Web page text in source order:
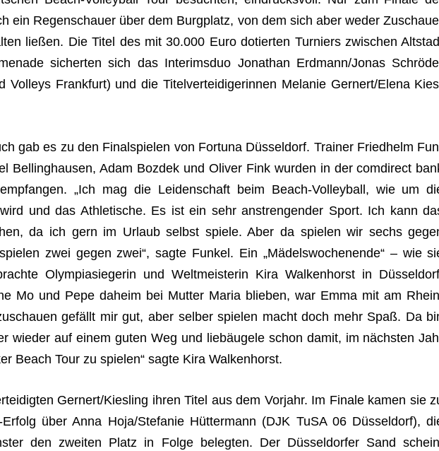
ein Regen­schauer über dem Burg­platz, von dem sich aber weder
lie­ßen. Die Titel des mit 30.000 Euro dotier­ten Tur­niers zwi­schen
sicher­ten sich das Inte­rims­duo Jona­than Erdmann/Jonas
Vol­leys Frank­furt) und die Titel­ver­tei­di­ge­rin­nen Mela­nie Gernert/Elena
gab es zu den Final­spie­len von For­tuna Düs­sel­dorf. Trai­ner Fried­helm
Bel­ling­hau­sen, Adam Boz­dek und Oli­ver Fink wur­den in der com­di­rect
„Ich mag die Lei­den­schaft beim Beach-Vol­ley­ball, wie um
und das Ath­le­ti­sche. Es ist ein sehr anstren­gen­der Sport. Ich kann
da ich gern im Urlaub selbst spiele. Aber da spie­len wir sechs
zwei gegen zwei“, sagte Fun­kel. Ein „Mädels­wo­chen­ende“ – wie
Olym­pia­sie­ge­rin und Welt­meis­te­rin Kira Wal­ken­horst in
Mo und Pepe daheim bei Mut­ter Maria blie­ben, war Emma mit am
gefällt mir gut, aber sel­ber spie­len macht doch mehr Spaß. Da
wie­der auf einem guten Weg und lieb­äu­gele schon damit, im nächs­ten
Beach Tour zu spie­len“ sagte Kira Walkenhorst.
Gernert/Kiesling ihren Titel aus dem Vor­jahr. Im Finale kamen sie
über Anna Hoja/Stefanie Hüt­ter­mann (DJK TuSA 06 Düs­sel­dorf),
den zwei­ten Platz in Folge beleg­ten. Der Düs­sel­dor­fer Sand